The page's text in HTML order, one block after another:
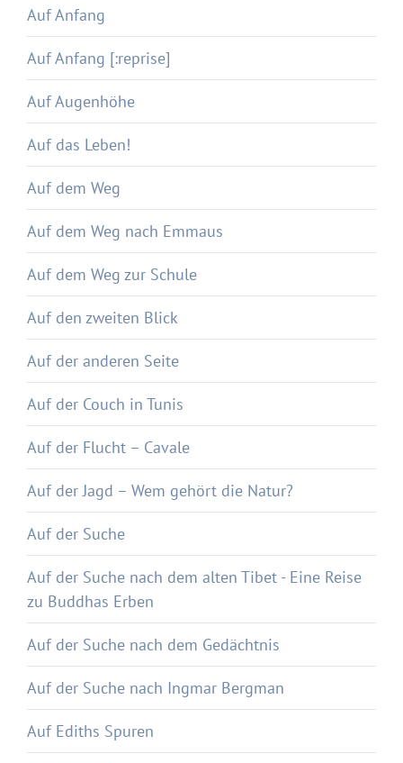
Auf Anfang
Auf Anfang [:reprise]
Auf Augenhöhe
Auf das Leben!
Auf dem Weg
Auf dem Weg nach Emmaus
Auf dem Weg zur Schule
Auf den zweiten Blick
Auf der anderen Seite
Auf der Couch in Tunis
Auf der Flucht – Cavale
Auf der Jagd – Wem gehört die Natur?
Auf der Suche
Auf der Suche nach dem alten Tibet - Eine Reise
zu Buddhas Erben
Auf der Suche nach dem Gedächtnis
Auf der Suche nach Ingmar Bergman
Auf Ediths Spuren